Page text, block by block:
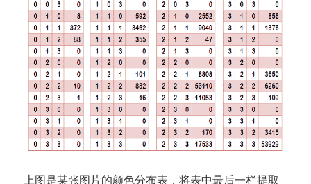
上图是某张图片的颜色分布表，将表中最后一栏提取